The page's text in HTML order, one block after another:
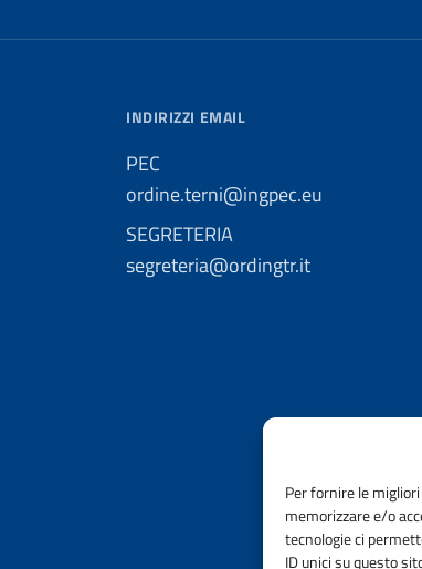
Per fornire le
memorizzare e/o
tecnologie ci
ID unici su questo
INDIRIZZI EMAIL
PEC
ordine.terni@ingpec.eu
SEGRETERIA
segreteria@ordingtr.it